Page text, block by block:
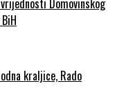
Domovinskog
kraljice, Rado